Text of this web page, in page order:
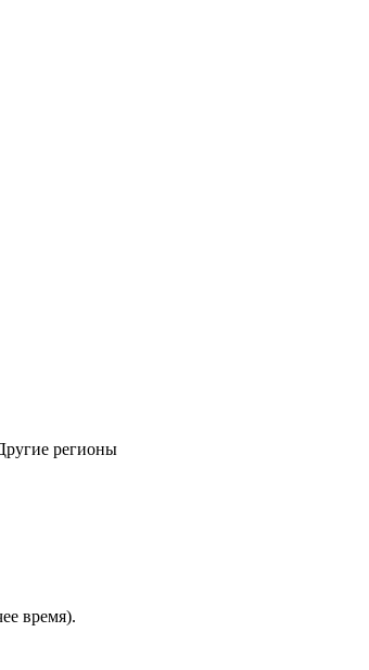
регионы
время).